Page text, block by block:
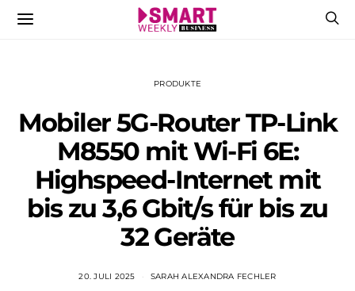
PRODUKTE
Mobiler 5G-Router TP-Link
M8550 mit Wi-Fi 6E:
Highspeed-Internet mit
bis zu 3,6 Gbit/s für bis zu
32 Geräte
20. JULI 2025 SARAH ALEXANDRA FECHLER